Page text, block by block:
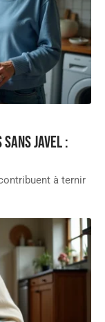
javel :
à ternir